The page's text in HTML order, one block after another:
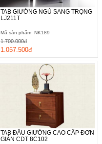
TAB GIƯỜNG NGỦ SANG TRỌNG
LJ211T
Mã sản phẩm: NK189
1.057.500đ
1.700.000đ
TAB ĐẦU GIƯỜNG CAO CẤP ĐƠN
GIẢN CDT 8C102